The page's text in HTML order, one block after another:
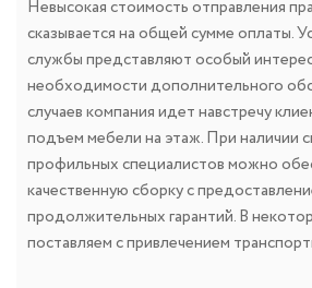
Невысокая стоимость отправления
сказывается на общей сумме оплаты.
службы представляют особый
необходимости дополнительного
случаев компания идет навстречу
подъем мебели на этаж. При наличии
профильных специалистов можно
качественную сборку с
продолжительных гарантий. В
поставляем с привлечением